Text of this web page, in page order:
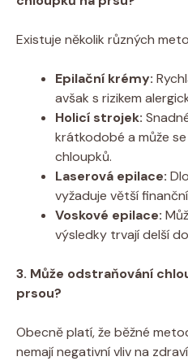
Existuje několik různých
Epilační krémy:
avšak s rizikem
Holicí strojek:
krátkodobé a může
chloupků.
Laserová epilace:
vyžaduje větší
Voskové epilace:
výsledky trvají delší
3. Může odstraňování
prsou?
Obecně platí, že běžné
nemají negativní vliv na